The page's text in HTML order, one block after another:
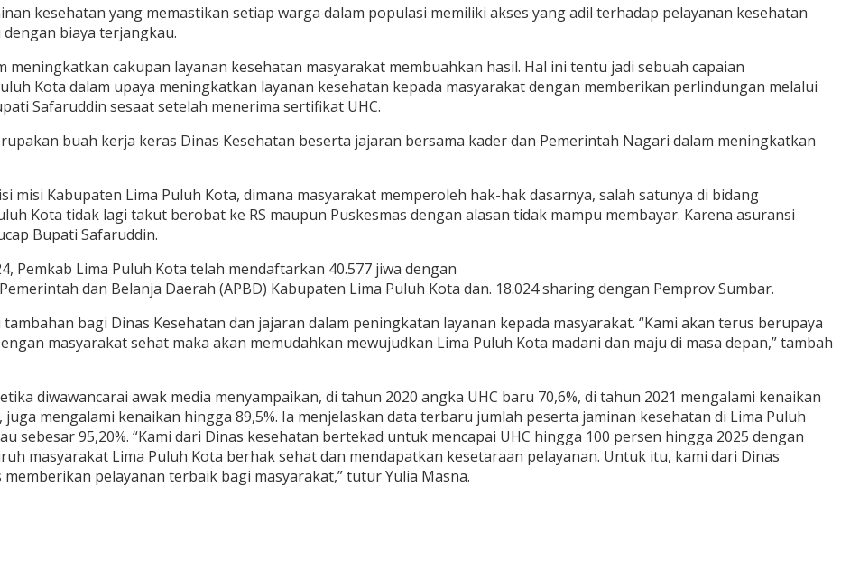
kesehatan yang memastikan setiap warga dalam populasi memiliki akses yang adil terhadap pelayanan kesehatan
biaya terjangkau.
cakupan layanan kesehatan masyarakat membuahkan hasil. Hal ini tentu jadi sebuah capaian
Kota dalam upaya meningkatkan layanan kesehatan kepada masyarakat dengan memberikan perlindungan melalui
Safaruddin sesaat setelah menerima sertifikat UHC.
buah kerja keras Dinas Kesehatan beserta jajaran bersama kader dan Pemerintah Nagari dalam meningkatkan
misi Kabupaten Lima Puluh Kota, dimana masyarakat memperoleh hak-hak dasarnya, salah satunya di bidang
Kota tidak lagi takut berobat ke RS maupun Puskesmas dengan alasan tidak mampu membayar. Karena asuransi
Bupati Safaruddin.
Pemkab Lima Puluh Kota telah mendaftarkan 40.577 jiwa dengan
dan Belanja Daerah (APBD) Kabupaten Lima Puluh Kota dan. 18.024 sharing dengan Pemprov Sumbar.
bagi Dinas Kesehatan dan jajaran dalam peningkatan layanan kepada masyarakat. “Kami akan terus berupaya
masyarakat sehat maka akan memudahkan mewujudkan Lima Puluh Kota madani dan maju di masa depan,” tambah
diwawancarai awak media menyampaikan, di tahun 2020 angka UHC baru 70,6%, di tahun 2021 mengalami kenaikan
mengalami kenaikan hingga 89,5%. Ia menjelaskan data terbaru jumlah peserta jaminan kesehatan di Lima Puluh
sebesar 95,20%. “Kami dari Dinas kesehatan bertekad untuk mencapai UHC hingga 100 persen hingga 2025 dengan
masyarakat Lima Puluh Kota berhak sehat dan mendapatkan kesetaraan pelayanan. Untuk itu, kami dari Dinas
pelayanan terbaik bagi masyarakat,” tutur Yulia Masna.